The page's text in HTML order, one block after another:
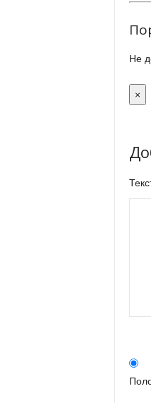
Не
×